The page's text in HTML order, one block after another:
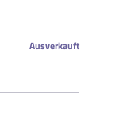
Ausverkauft